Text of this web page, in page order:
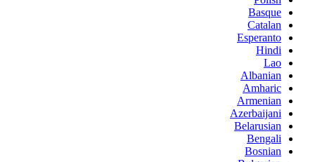
Basque
Catalan
Esperanto
Hindi
Lao
Albanian
Amharic
Armenian
Azerbaijani
Belarusian
Bengali
Bosnian